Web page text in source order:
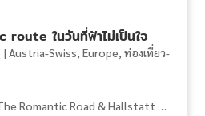
ในวันที่ฟ้าไม่เป็นใจ
| Austria-Swiss, Europe, ท่องเที่ยว-
Romantic Road & Hallstatt …